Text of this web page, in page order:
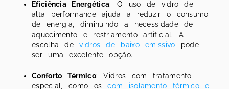
Eficiência Energética: O uso de vidro de
alta performance ajuda a reduzir o consumo
de energia, diminuindo a necessidade de
aquecimento e resfriamento artificial. A
escolha devidros de baixo emissivo pode
ser uma excelente opção.
Conforto Térmico: Vidros com tratamento
especial, como oscom isolamento térmico e